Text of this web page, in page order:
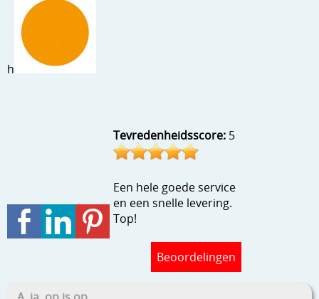
Template, mask, stencils, grids
Wat nog, een creatief kijkje
h
Tevredenheidsscore: 5
Een hele goede service
en een snelle levering.
Top!
Beoordelingen